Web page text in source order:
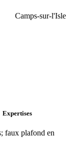
Camps-sur-l'Isle
Expertises
faux plafond en